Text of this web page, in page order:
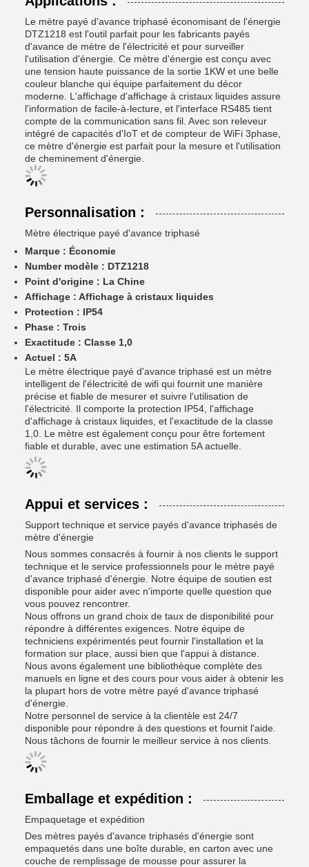
Le mètre payé d'avance triphasé économisant de l'énergie
DTZ1218 est l'outil parfait pour les fabricants payés
d'avance de mètre de l'électricité et pour surveiller
l'utilisation d'énergie. Ce mètre d'énergie est conçu avec
une tension haute puissance de la sortie 1KW et une belle
couleur blanche qui équipe parfaitement du décor
moderne. L'affichage d'affichage à cristaux liquides assure
l'information de facile-à-lecture, et l'interface RS485 tient
compte de la communication sans fil. Avec son releveur
intégré de capacités d'IoT et de compteur de WiFi 3phase,
ce mètre d'énergie est parfait pour la mesure et l'utilisation
de cheminement d'énergie.
Personnalisation :
Mètre électrique payé d'avance triphasé
Marque : Économie
Number modèle : DTZ1218
Point d'origine : La Chine
Affichage : Affichage à cristaux liquides
Protection : IP54
Phase : Trois
Exactitude : Classe 1,0
Actuel : 5A
Le mètre électrique payé d'avance triphasé est un mètre
intelligent de l'électricité de wifi qui fournit une manière
précise et fiable de mesurer et suivre l'utilisation de
l'électricité. Il comporte la protection IP54, l'affichage
d'affichage à cristaux liquides, et l'exactitude de la classe
1,0. Le mètre est également conçu pour être fortement
fiable et durable, avec une estimation 5A actuelle.
Appui et services :
Support technique et service payés d'avance triphasés de
mètre d'énergie
Nous sommes consacrés à fournir à nos clients le support
technique et le service professionnels pour le mètre payé
d'avance triphasé d'énergie. Notre équipe de soutien est
disponible pour aider avec n'importe quelle question que
vous pouvez rencontrer.
Nous offrons un grand choix de taux de disponibilité pour
répondre à différentes exigences. Notre équipe de
techniciens expérimentés peut fournir l'installation et la
formation sur place, aussi bien que l'appui à distance.
Nous avons également une bibliothèque complète des
manuels en ligne et des cours pour vous aider à obtenir les
la plupart hors de votre mètre payé d'avance triphasé
d'énergie.
Notre personnel de service à la clientèle est 24/7
disponible pour répondre à des questions et fournit l'aide.
Nous tâchons de fournir le meilleur service à nos clients.
Emballage et expédition :
Empaquetage et expédition
Des mètres payés d'avance triphasés d'énergie sont
empaquetés dans une boîte durable, en carton avec une
couche de remplissage de mousse pour assurer la